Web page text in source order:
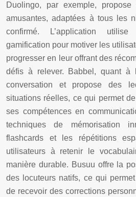
Duolingo, par exemple,
amusantes, adaptées à tous les
confirmé. L’application
gamification pour motiver les
progresser en leur offrant des
défis à relever. Babbel, quant à
conversation et propose des
situations réelles, ce qui permet
ses compétences en
techniques de mémorisation
flashcards et les répétitions
utilisateurs à retenir le
manière durable. Busuu offre la
des locuteurs natifs, ce qui
de recevoir des corrections